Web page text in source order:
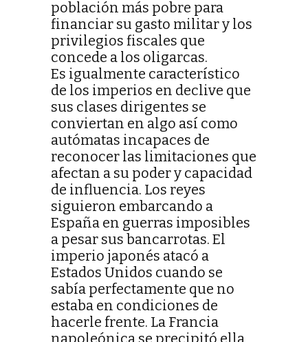
población más pobre para
financiar su gasto militar y los
privilegios fiscales que
concede a los oligarcas.
Es igualmente característico
de los imperios en declive que
sus clases dirigentes se
conviertan en algo así como
autómatas incapaces de
reconocer las limitaciones que
afectan a su poder y capacidad
de influencia. Los reyes
siguieron embarcando a
España en guerras imposibles
a pesar sus bancarrotas. El
imperio japonés atacó a
Estados Unidos cuando se
sabía perfectamente que no
estaba en condiciones de
hacerle frente. La Francia
napoleónica se precipitó ella